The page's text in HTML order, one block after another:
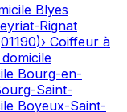
Blyes
Rignat
01190)› Coiffeur à
Bourg-en-
Saint-
Boyeux-Saint-